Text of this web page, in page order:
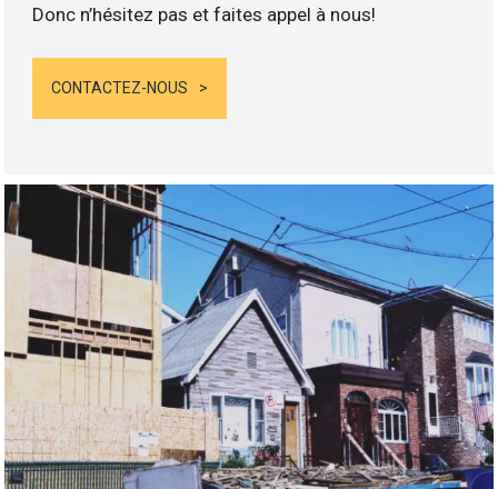
Donc n’hésitez pas et faites appel à nous!
CONTACTEZ-NOUS